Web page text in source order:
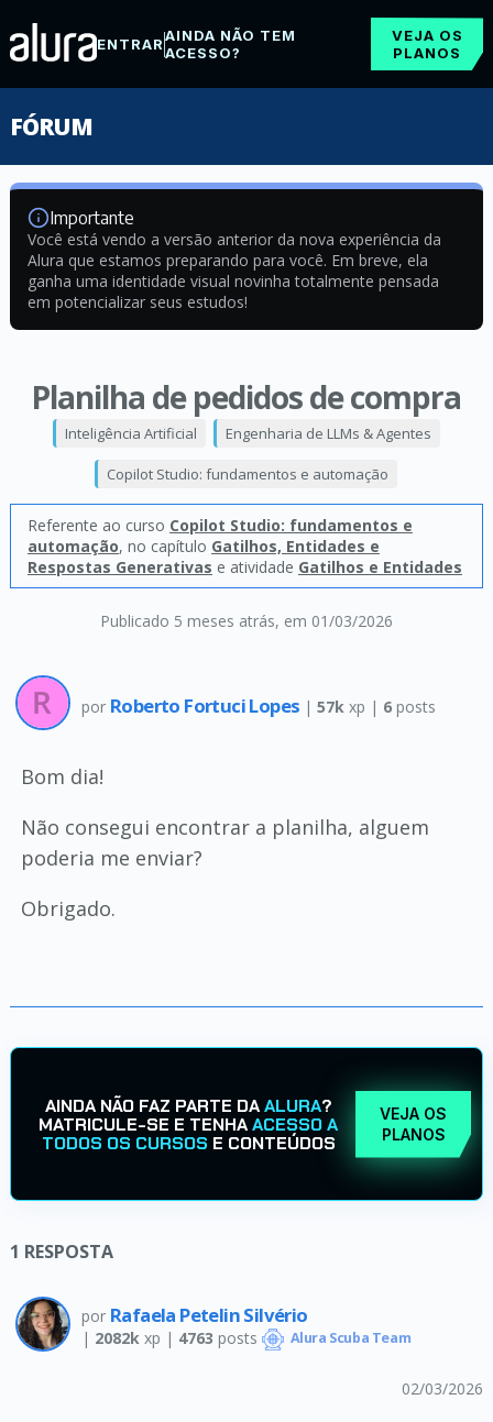
ENTRARAINDA NÃO TEM
ACESSO?
VEJA OS
PLANOS
FÓRUM
Importante
Você está vendo a versão anterior da nova experiência da
Alura que estamos preparando para você. Em breve, ela
ganha uma identidade visual novinha totalmente pensada
em potencializar seus estudos!
Planilha de pedidos de compra
Publicado 5 meses atrás, em 01/03/2026
Inteligência Artificial Engenharia de LLMs & Agentes
Copilot Studio: fundamentos e automação
Referente ao curso Copilot Studio: fundamentos e
automação, no capítulo Gatilhos, Entidades e
Respostas Generativas e atividade Gatilhos e Entidades
por Roberto Fortuci Lopes | 57k xp | 6posts
Bom dia!
Não consegui encontrar a planilha, alguem
poderia me enviar?
Obrigado.
AINDA NÃO FAZ PARTE DAALURA?
MATRICULE-SE E TENHAACESSO A
TODOS OS CURSOS E CONTEÚDOS
VEJA OS
PLANOS
1 RESPOSTA
por Rafaela Petelin Silvério
| 2082k xp | 4763 posts Alura Scuba Team
02/03/2026